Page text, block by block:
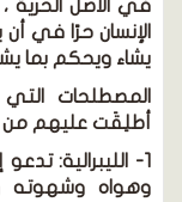
في الأصل الحرية
الإنسان حرًا في
يشاء ويحكم بما
المصطلحات
أطلِقَت عليهم
1- الليبرالية:
وهواه وشهوته